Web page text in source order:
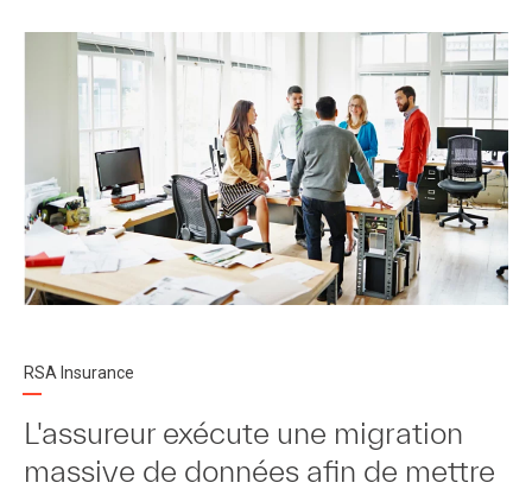
RSA Insurance
L'assureur exécute une migration
massive de données afin de mettre